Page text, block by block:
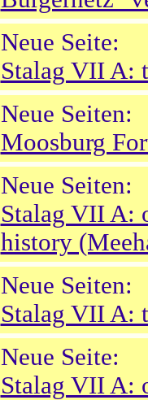
Neue Seite:
Stalag VII A:
Neue Seiten:
Moosburg
Neue Seiten:
Stalag VII A:
history
Neue Seiten:
Stalag VII A:
Neue Seite:
Stalag VII A: